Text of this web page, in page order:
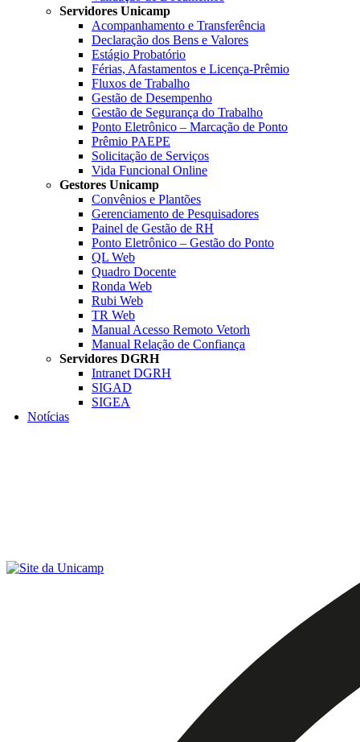
Servidores Unicamp
Acompanhamento e Transferência
Declaração dos Bens e Valores
Estágio Probatório
Férias, Afastamentos e Licença-Prêmio
Fluxos de Trabalho
Gestão de Desempenho
Gestão de Segurança do Trabalho
Ponto Eletrônico – Marcação de Ponto
Prêmio PAEPE
Solicitação de Serviços
Vida Funcional Online
Gestores Unicamp
Convênios e Plantões
Gerenciamento de Pesquisadores
Painel de Gestão de RH
Ponto Eletrônico – Gestão do Ponto
QL Web
Quadro Docente
Ronda Web
Rubi Web
TR Web
Manual Acesso Remoto Vetorh
Manual Relação de Confiança
Servidores DGRH
Intranet DGRH
SIGAD
SIGEA
Notícias